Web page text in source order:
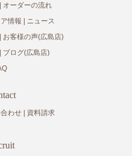
オーダーの流れ
情報
ニュース
お客様の声(広島店)
ブログ(広島店)
わせ 資料請求